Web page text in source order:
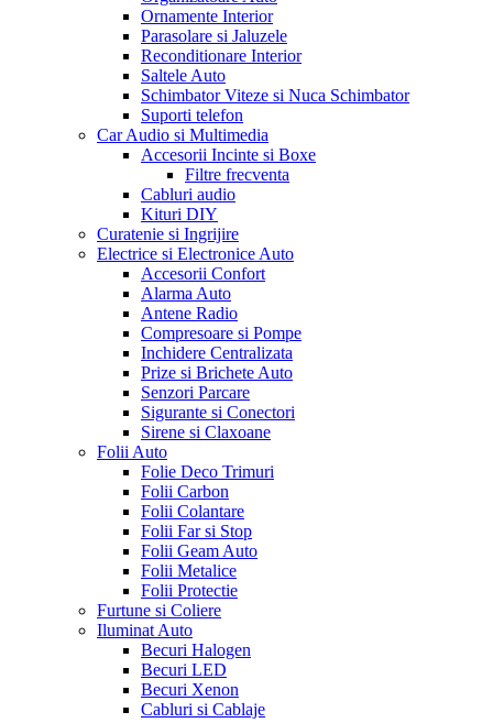
Ornamente Interior
Parasolare si Jaluzele
Reconditionare Interior
Saltele Auto
Schimbator Viteze si Nuca Schimbator
Suporti telefon
Car Audio si Multimedia
Accesorii Incinte si Boxe
Filtre frecventa
Cabluri audio
Kituri DIY
Curatenie si Ingrijire
Electrice si Electronice Auto
Accesorii Confort
Alarma Auto
Antene Radio
Compresoare si Pompe
Inchidere Centralizata
Prize si Brichete Auto
Senzori Parcare
Sigurante si Conectori
Sirene si Claxoane
Folii Auto
Folie Deco Trimuri
Folii Carbon
Folii Colantare
Folii Far si Stop
Folii Geam Auto
Folii Metalice
Folii Protectie
Furtune si Coliere
Iluminat Auto
Becuri Halogen
Becuri LED
Becuri Xenon
Cabluri si Cablaje